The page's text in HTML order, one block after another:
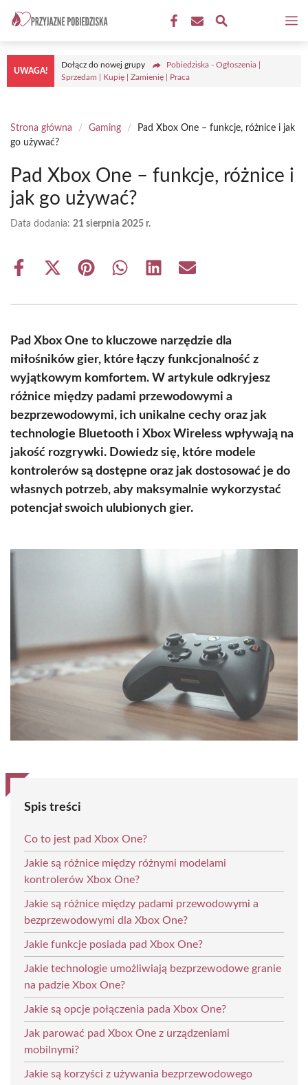
treści
UWAGA!
Dołącz do nowej grupy
Pobiedziska - Ogłoszenia |
Sprzedam | Kupię | Zamienię | Praca
Strona główna / Gaming /
Pad Xbox One – funkcje, różnice i jak
go używać?
Pad Xbox One – funkcje, różnice i
jak go używać?
Data dodania: 21 sierpnia 2025 r.
Share
Share
(Twitter)
Share Share Share Share
Pad Xbox One to kluczowe narzędzie dla
miłośników gier, które łączy funkcjonalność z
wyjątkowym komfortem. W artykule odkryjesz
różnice między padami przewodowymi a
bezprzewodowymi, ich unikalne cechy oraz jak
technologie Bluetooth i Xbox Wireless wpływają na
jakość rozgrywki. Dowiedz się, które modele
kontrolerów są dostępne oraz jak dostosować je do
własnych potrzeb, aby maksymalnie wykorzystać
potencjał swoich ulubionych gier.
Spis treści
Co to jest pad Xbox One?
Jakie są różnice między różnymi modelami
kontrolerów Xbox One?
Jakie są różnice między padami przewodowymi a
bezprzewodowymi dla Xbox One?
Jakie funkcje posiada pad Xbox One?
Jakie technologie umożliwiają bezprzewodowe granie
na padzie Xbox One?
Jakie są opcje połączenia pada Xbox One?
Jak parować pad Xbox One z urządzeniami
mobilnymi?
Jakie są korzyści z używania bezprzewodowego